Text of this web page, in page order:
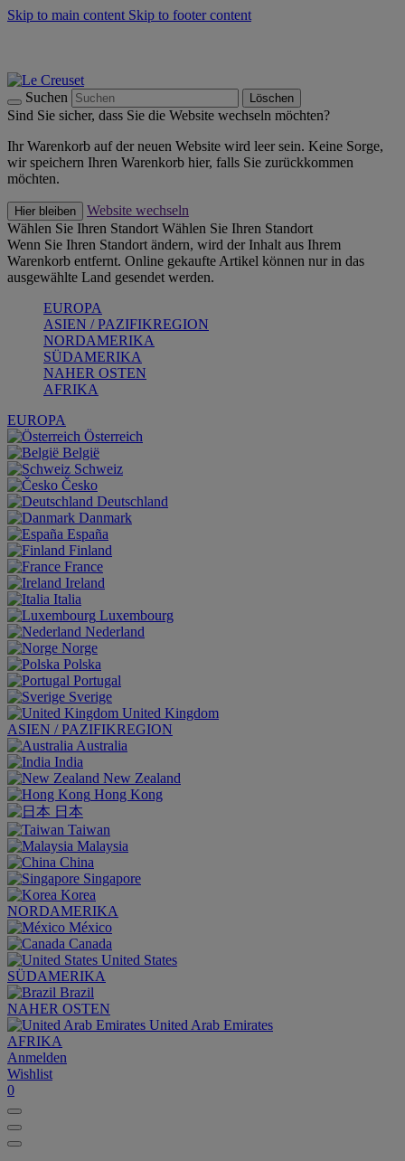
Skip to main content Skip to footer content
Suchen Löschen
Sind Sie sicher, dass Sie die Website wechseln möchten?
Ihr Warenkorb auf der neuen Website wird leer sein. Keine Sorge,
wir speichern Ihren Warenkorb hier, falls Sie zurückkommen
möchten.
Hier bleiben
Website wechseln
Wählen Sie Ihren Standort Wählen Sie Ihren Standort
Wenn Sie Ihren Standort ändern, wird der Inhalt aus Ihrem
Warenkorb entfernt. Online gekaufte Artikel können nur in das
ausgewählte Land gesendet werden.
EUROPA
ASIEN / PAZIFIKREGION
NORDAMERIKA
SÜDAMERIKA
NAHER OSTEN
AFRIKA
EUROPA
Österreich
België
Schweiz
Česko
Deutschland
Danmark
España
Finland
France
Ireland
Italia
Luxembourg
Nederland
Norge
Polska
Portugal
Sverige
United Kingdom
ASIEN / PAZIFIKREGION
Australia
India
New Zealand
Hong Kong
日本
Taiwan
Malaysia
China
Singapore
Korea
NORDAMERIKA
México
Canada
United States
SÜDAMERIKA
Brazil
NAHER OSTEN
United Arab Emirates
AFRIKA
Anmelden
Wishlist
0